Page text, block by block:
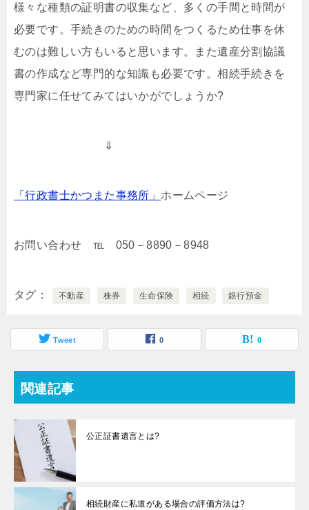
様々な種類の証明書の収集など、多くの手間と時間が
必要です。手続きのための時間をつくるため仕事を休
むのは難しい方もいると思います。また遺産分割協議
書の作成など専門的な知識も必要です。相続手続きを
専門家に任せてみてはいかがでしょうか?
⇓
「行政書士かつまた事務所」 ホームページ
お問い合わせ ℡ 050－8890－8948
タグ 不動産 株券 生命保険 相続 銀行預金
Tweet 0 0
関連記事
公正証書遺言とは?
相続財産に私道がある場合の評価方法は?